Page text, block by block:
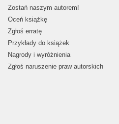
Zostań naszym autorem!
Oceń książkę
Zgłoś erratę
Przykłady do książek
Nagrody i wyróżnienia
Zgłoś naruszenie praw autorskich